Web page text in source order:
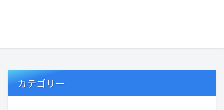
カテゴリー